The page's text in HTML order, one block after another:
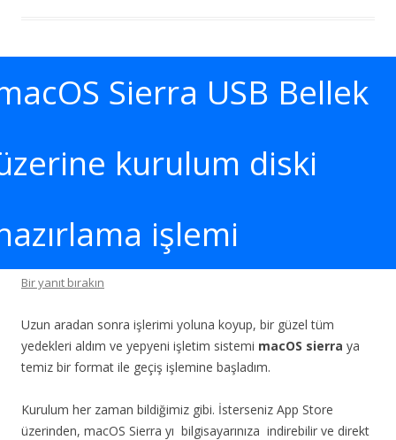
Sierra USB Bellek
kurulum diski
işlemi
Bir yanıt bırakın
Uzun aradan sonra işlerimi yoluna koyup, bir güzel tüm
yedekleri aldım ve yepyeni işletim sistemi macOS sierra ya
temiz bir format ile geçiş işlemine başladım.
Kurulum her zaman bildiğimiz gibi. İsterseniz App Store
üzerinden, macOS Sierra yı bilgisayarınıza indirebilir ve direkt